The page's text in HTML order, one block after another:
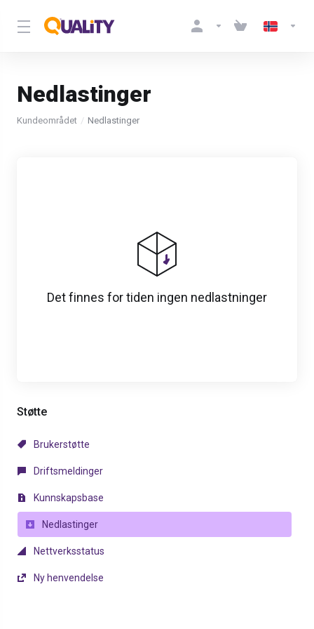
Nedlastinger
Kundeområdet Nedlastinger
Støtte
Brukerstøtte
Driftsmeldinger
Kunnskapsbase
Nedlastinger
Nettverksstatus
Ny henvendelse
Det finnes for tiden ingen nedlastninger